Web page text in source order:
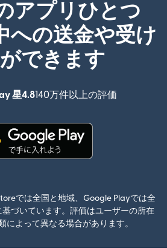
アプリひとつ
への送金や受け
できます
星4.8140万件以上の評価
（別ウィン
では全国と地域、Google Playでは全
基づいています。評価はユーザーの所在
によって異なる場合があります。